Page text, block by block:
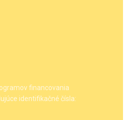
financovania
identifikačné čísla: